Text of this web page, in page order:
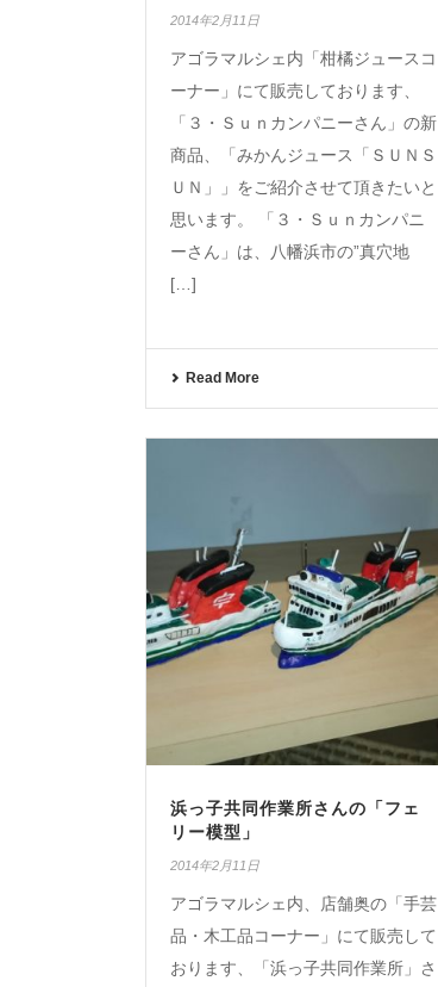
2014年2月11日
アゴラマルシェ内「柑橘ジュースコ
ーナー」にて販売しております、
「３・Ｓｕｎカンパニーさん」の新
商品、「みかんジュース「ＳＵＮＳ
ＵＮ」」をご紹介させて頂きたいと
思います。 「３・Ｓｕｎカンパニ
ーさん」は、八幡浜市の”真穴地
[…]
Read More
浜っ子共同作業所さんの「フェ
リー模型」
2014年2月11日
アゴラマルシェ内、店舗奥の「手芸
品・木工品コーナー」にて販売して
おります、「浜っ子共同作業所」さ